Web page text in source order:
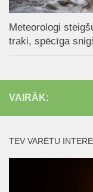
Meteorologi
traki, spēcīga
VAIRĀK:
TEV VARĒTU